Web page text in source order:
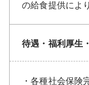
の給食提供によ
待遇・福利厚生
・各種社会保険